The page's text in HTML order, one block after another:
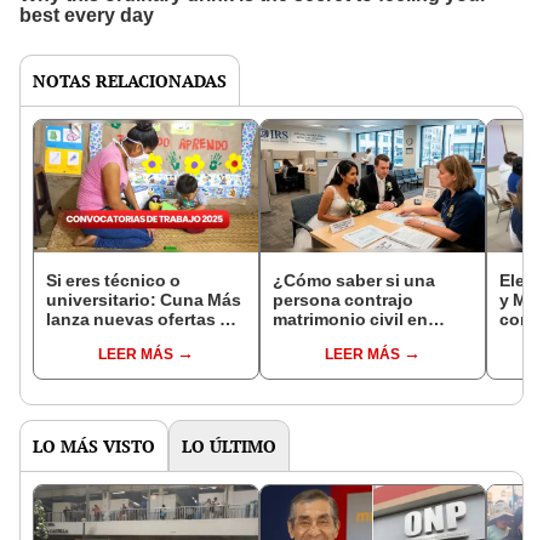
NOTAS RELACIONADAS
Si eres técnico o
universitario: Cuna Más
lanza nuevas ofertas de
y otras regiones con
sueldos superiores a
LEER MÁS
¿Cómo saber si una
persona contrajo
matrimonio civil en
LEER MÁS
y
de
LO MÁS VISTO LO ÚLTIMO